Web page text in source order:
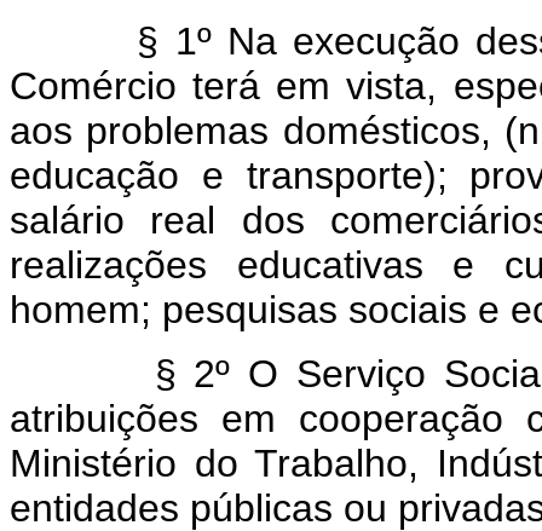
§ 1º Na execução
Comércio terá em vista,
aos problemas domésticos,
educação e transporte);
salário real dos
realizações educativas e
homem; pesquisas sociais e
§ 2º O Serviço Social
atribuições em cooperação
Ministério do Trabalho,
entidades públicas ou